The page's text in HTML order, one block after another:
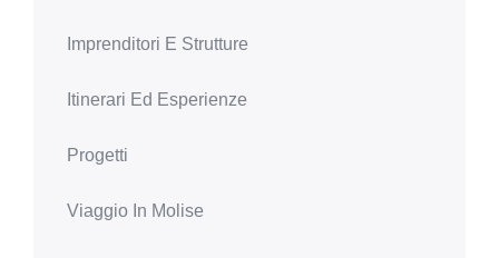
Imprenditori E Strutture
Itinerari Ed Esperienze
Progetti
Viaggio In Molise